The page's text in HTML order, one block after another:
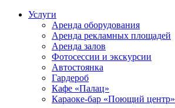
Услуги
Аренда оборудования
Аренда рекламных площадей
Аренда залов
Фотосессии и экскурсии
Автостоянка
Гардероб
Кафе «Палац»
Караоке-бар «Поющий центр»